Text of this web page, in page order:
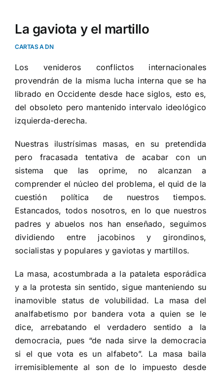
La gaviota y el martillo
CARTAS A DN
Los venideros conflictos internacionales
provendrán de la misma lucha interna que se ha
librado en Occidente desde hace siglos, esto es,
del obsoleto pero mantenido intervalo ideológico
izquierda-derecha.
Nuestras ilustrísimas masas, en su pretendida
pero fracasada tentativa de acabar con un
sistema que las oprime, no alcanzan a
comprender el núcleo del problema, el quid de la
cuestión política de nuestros tiempos.
Estancados, todos nosotros, en lo que nuestros
padres y abuelos nos han enseñado, seguimos
dividiendo entre jacobinos y girondinos,
socialistas y populares y gaviotas y martillos.
La masa, acostumbrada a la pataleta esporádica
y a la protesta sin sentido, sigue manteniendo su
inamovible status de volubilidad. La masa del
analfabetismo por bandera vota a quien se le
dice, arrebatando el verdadero sentido a la
democracia, pues “de nada sirve la democracia
si el que vota es un alfabeto”. La masa baila
irremisiblemente al son de lo impuesto desde